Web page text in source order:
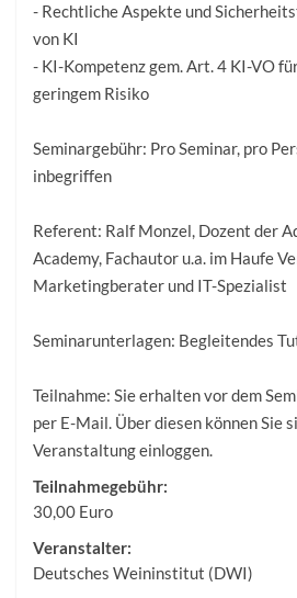
- Rechtliche Aspekte und
von KI
- KI-Kompetenz gem. Art. 4 KI-VO
geringem Risiko
Seminargebühr: Pro Seminar, pro
inbegriffen
Referent: Ralf Monzel, Dozent der
Academy, Fachautor u.a. im Haufe
Marketingberater und IT-Spezialist
Seminarunterlagen: Begleitendes
Teilnahme: Sie erhalten vor dem
per E-Mail. Über diesen können Sie
Veranstaltung einloggen.
Teilnahmegebühr:
30,00 Euro
Veranstalter:
Deutsches Weininstitut (DWI)